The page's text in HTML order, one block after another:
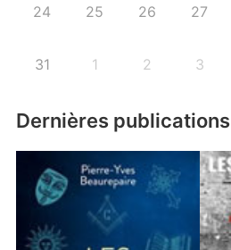
24 25 26 27
31 1 2 3
Dernières publications